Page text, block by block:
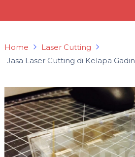
Home
Laser Cutting
Jasa Laser Cutting di Kelapa